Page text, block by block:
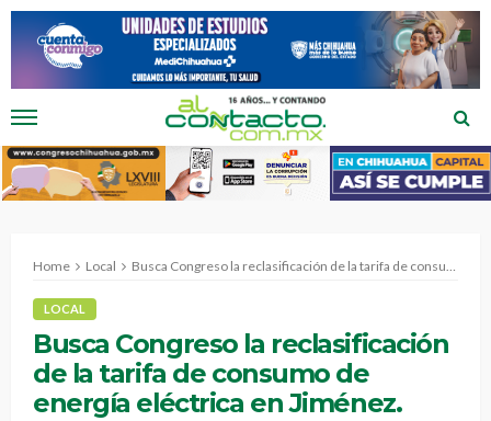
Home Local Busca Congreso la reclasificación de la tarifa de consumo de energía eléctrica en Jiménez.
LOCAL
Busca Congreso la reclasificación
de la tarifa de consumo de
energía eléctrica en Jiménez.